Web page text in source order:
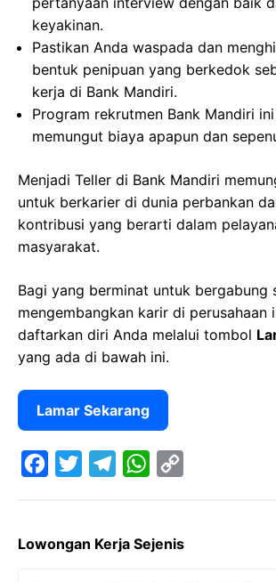
keyakinan.
Pastikan Anda waspada dan
bentuk penipuan yang berkedok
kerja di Bank Mandiri.
Program rekrutmen Bank Mandiri
memungut biaya apapun dan
Menjadi Teller di Bank Mandiri
untuk berkarier di dunia perbankan
kontribusi yang berarti dalam
masyarakat.
Bagi yang berminat untuk bergabung
mengembangkan karir di perusahaan
daftarkan diri Anda melalui tombol
yang ada di bawah ini.
Lamar Sekarang
c
i
l
a
p
Lowongan Kerja Sejenis